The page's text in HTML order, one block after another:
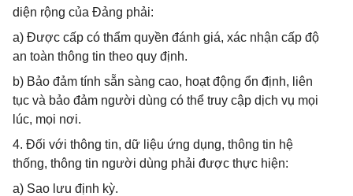
diện rộng của Đảng phải:
a) Được cấp có thẩm quyền đánh giá, xác nhận cấp độ
an toàn thông tin theo quy định.
b) Bảo đảm tính sẵn sàng cao, hoạt động ổn định, liên
tục và bảo đảm người dùng có thể truy cập dịch vụ mọi
lúc, mọi nơi.
4. Đối với thông tin, dữ liệu ứng dụng, thông tin hệ
thống, thông tin người dùng phải được thực hiện:
a) Sao lưu định kỳ.